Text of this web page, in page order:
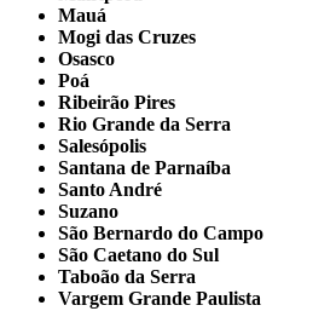
Mauá
Mogi das Cruzes
Osasco
Poá
Ribeirão Pires
Rio Grande da Serra
Salesópolis
Santana de Parnaíba
Santo André
Suzano
São Bernardo do Campo
São Caetano do Sul
Taboão da Serra
Vargem Grande Paulista